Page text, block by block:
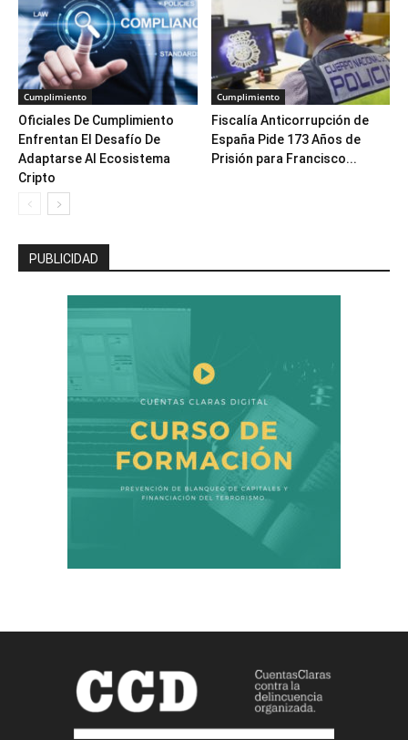
Cumplimiento
Oficiales De Cumplimiento
Enfrentan El Desafío De
Adaptarse Al Ecosistema
Cripto
Cumplimiento
Fiscalía Anticorrupción de
España Pide 173 Años de
Prisión para Francisco...
PUBLICIDAD